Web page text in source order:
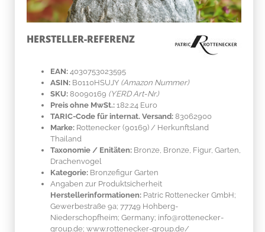
HERSTELLER-REFERENZ
EAN: 4030753023595
ASIN: B0110HSUJY (Amazon Nummer)
SKU: 80090169 (YERD Art-Nr.)
Preis ohne MwSt.: 182.24 Euro
TARIC-Code für internat. Versand: 83062900
Marke: Rottenecker (90169) / Herkunftsland
Thailand
Taxonomie / Enitäten: Bronze, Bronze, Figur, Garten,
Drachenvogel
Kategorie: Bronzefigur Garten
Angaben zur Produktsicherheit
Herstellerinformationen: Patric Rottenecker GmbH;
Gewerbestraße 9a; 77749 Hohberg-
Niederschopfheim; Germany; info@rottenecker-
group.de; www.rottenecker-group.de/